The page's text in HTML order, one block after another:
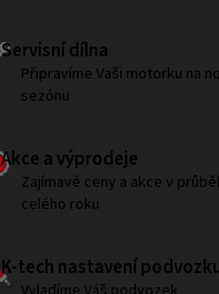
Servisní dílna
Připravíme Vaši motorku na
sezónu
Akce a výprodeje
Zajímavé ceny a akce v
celého roku
K-tech nastavení